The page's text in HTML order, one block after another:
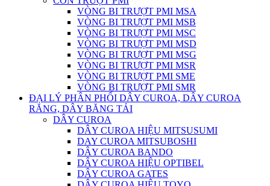
VÒNG BI TRƯỢT PMI MSA
VÒNG BI TRƯỢT PMI MSB
VÒNG BI TRƯỢT PMI MSC
VÒNG BI TRƯỢT PMI MSD
VÒNG BI TRƯỢT PMI MSG
VÒNG BI TRƯỢT PMI MSR
VÒNG BI TRƯỢT PMI SME
VÒNG BI TRƯỢT PMI SMR
ĐẠI LÝ PHÂN PHỐI DÂY CUROA, DÂY CUROA
RĂNG, DÂY BĂNG TẢI
DÂY CUROA
DÂY CUROA HIỆU MITSUSUMI
DAY CUROA MITSUBOSHI
DÂY CUROA BANDO
DÂY CUROA HIỆU OPTIBEL
DÂY CUROA GATES